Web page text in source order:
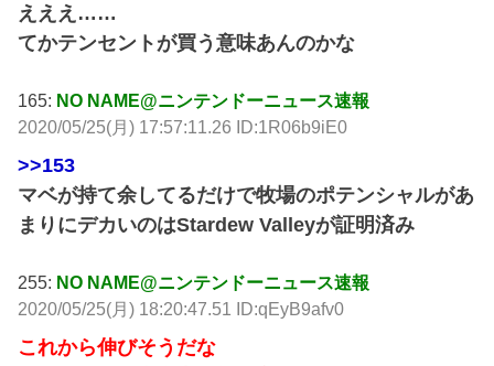
えええ……
てかテンセントが買う意味あんのかな
165: NO NAME@ニンテンドーニュース速報
2020/05/25(月) 17:57:11.26 ID:1R06b9iE0
>>153
マベが持て余してるだけで牧場のポテンシャルがあ
まりにデカいのはStardew Valleyが証明済み
255: NO NAME@ニンテンドーニュース速報
2020/05/25(月) 18:20:47.51 ID:qEyB9afv0
これから伸びそうだな